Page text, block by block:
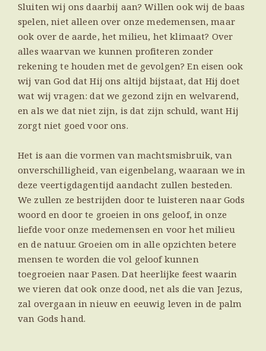
Sluiten wij ons daarbij aan? Willen ook wij de baas
spelen, niet alleen over onze medemensen, maar
ook over de aarde, het milieu, het klimaat? Over
alles waarvan we kunnen profiteren zonder
rekening te houden met de gevolgen? En eisen ook
wij van God dat Hij ons altijd bijstaat, dat Hij doet
wat wij vragen: dat we gezond zijn en welvarend,
en als we dat niet zijn, is dat zijn schuld, want Hij
zorgt niet goed voor ons.
Het is aan die vormen van machtsmisbruik, van
onverschilligheid, van eigenbelang, waaraan we in
deze veertigdagentijd aandacht zullen besteden.
We zullen ze bestrijden door te luisteren naar Gods
woord en door te groeien in ons geloof, in onze
liefde voor onze medemensen en voor het milieu
en de natuur. Groeien om in alle opzichten betere
mensen te worden die vol geloof kunnen
toegroeien naar Pasen. Dat heerlijke feest waarin
we vieren dat ook onze dood, net als die van Jezus,
zal overgaan in nieuw en eeuwig leven in de palm
van Gods hand.